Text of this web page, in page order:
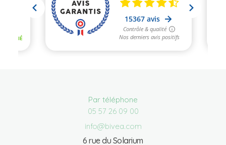
Par téléphone
05 57 26 09 00
info@bivea.com
6 rue du Solarium